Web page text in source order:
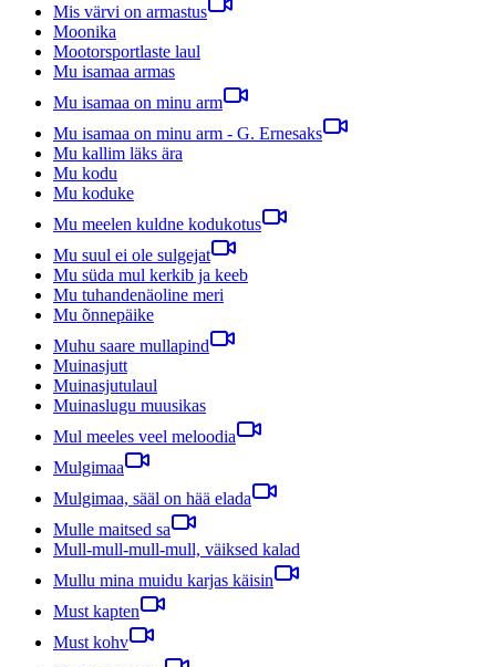
Mis värvi on armastus
Moonika
Mootorsportlaste laul
Mu isamaa armas
Mu isamaa on minu arm
Mu isamaa on minu arm - G. Ernesaks
Mu kallim läks ära
Mu kodu
Mu koduke
Mu meelen kuldne kodukotus
Mu suul ei ole sulgejat
Mu süda mul kerkib ja keeb
Mu tuhandenäoline meri
Mu õnnepäike
Muhu saare mullapind
Muinasjutt
Muinasjutulaul
Muinaslugu muusikas
Mul meeles veel meloodia
Mulgimaa
Mulgimaa, sääl on hää elada
Mulle maitsed sa
Mull-mull-mull-mull, väiksed kalad
Mullu mina muidu karjas käisin
Must kapten
Must kohv